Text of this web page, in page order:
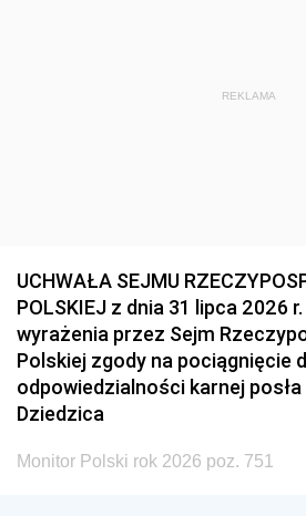
REKLAMA
UCHWAŁA SEJMU
POLSKIEJ z dnia 31 lipca 2026
wyrażenia przez Sejm
Polskiej zgody na pociągnięcie
odpowiedzialności karnej
Dziedzica
Monitor Polski rok 2026 poz. 751